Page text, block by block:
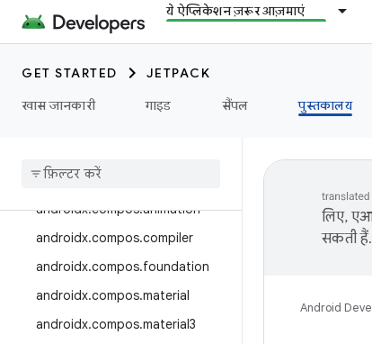
ये ऐप्लिकेशन ज़रूर आज़माएं
GET STARTED
JETPACK
खास जानकारी
गाइड सैंपल पुस्तकालय
androidx.camera.media3
androidx.camera.viewfinder
androidx.car
androidx.compos
androidx.compos.animation
androidx.compos.compiler
androidx.compos.foundation
androidx.compos.material
androidx.compos.material3
लिए,
सकती हैं.
Android